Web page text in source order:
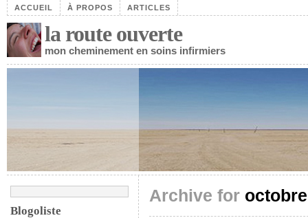
ACCUEIL À PROPOS ARTICLES
la route ouverte
mon cheminement en soins infirmiers
Archive for
Blogoliste